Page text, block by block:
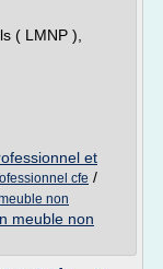
( LMNP ),
et
cfe /
non
meuble non